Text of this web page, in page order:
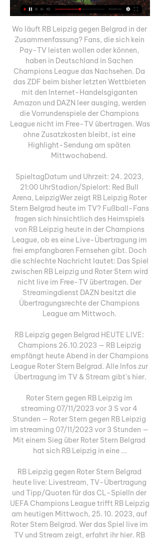
Wo läuft RB Leipzig gegen Belgrad in der
Zusammenfassung? Fans, die sich kein
Pay-TV leisten wollen oder können,
haben in Deutschland in Sachen
Champions League das Nachsehen. Da
das ZDF beim bisher letzten Wettbieten
mit den Internet-Handelsgiganten
Amazon und DAZN leer ausging, werden
die Vorrundenspiele der Champions
League nicht im Free-TV übertragen. Was
ohne Zusatzkosten bleibt, ist eine
Highlight-Sendung am späten
Mittwochabend.
SpieltagDatum und Uhrzeit: 24. 2023,
21:00 UhrStadion/Spielort: Red Bull
Arena, LeipzigWer zeigt RB Leipzig Roter
Stern Belgrad heute im TV? Fußball-Fans
fragen sich hinsichtlich des Heimspiels
von RB Leipzig heute in der Champions
League, ob es eine Live-Übertragung im
frei empfangbaren Fernsehen gibt. Doch
die schlechte Nachricht lautet: Das Spiel
zwischen RB Leipzig und Roter Stern wird
nicht live im Free-TV übertragen. Der
Streamingdienst DAZN besitzt die
Übertragungsrechte der Champions
League am Mittwoch.
RB Leipzig gegen Belgrad HEUTE LIVE:
Champions 26.10.2023 — RB Leipzig
empfängt heute Abend in der Champions
League Roter Stern Belgrad. Alle Infos zur
Übertragung im TV & Stream gibt's hier.
Roter Stern gegen RB Leipzig im
streaming 07/11/2023 vor 3 S vor 4
Stunden — Roter Stern gegen RB Leipzig
im streaming 07/11/2023 vor 3 Stunden —
Mit einem Sieg über Roter Stern Belgrad
hat sich RB Leipzig in eine ...
RB Leipzig gegen Roter Stern Belgrad
heute live: Livestream, TV-Übertragung
und Tipp/Quoten für das CL-SpielIn der
UEFA Champions League trifft RB Leipzig
am heutigen Mittwoch, 25. 10. 2023, auf
Roter Stern Belgrad. Wer das Spiel live im
TV und Stream zeigt, erfahrt ihr hier. RB